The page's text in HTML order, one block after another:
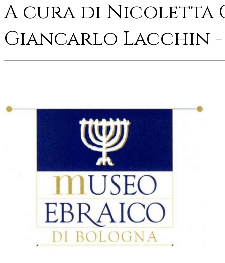
A cura di Nicoletta
Giancarlo Lacchin -